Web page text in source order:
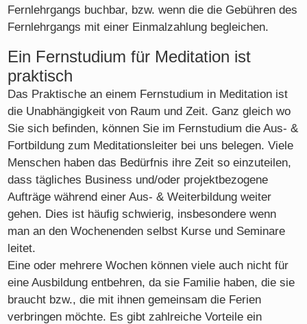
Fernlehrgangs buchbar, bzw. wenn die die Gebühren des
Fernlehrgangs mit einer Einmalzahlung begleichen.
Ein Fernstudium für Meditation ist
praktisch
Das Praktische an einem Fernstudium in Meditation ist
die Unabhängigkeit von Raum und Zeit. Ganz gleich wo
Sie sich befinden, können Sie im Fernstudium die Aus- &
Fortbildung zum Meditationsleiter bei uns belegen. Viele
Menschen haben das Bedürfnis ihre Zeit so einzuteilen,
dass tägliches Business und/oder projektbezogene
Aufträge während einer Aus- & Weiterbildung weiter
gehen. Dies ist häufig schwierig, insbesondere wenn
man an den Wochenenden selbst Kurse und Seminare
leitet.
Eine oder mehrere Wochen können viele auch nicht für
eine Ausbildung entbehren, da sie Familie haben, die sie
braucht bzw., die mit ihnen gemeinsam die Ferien
verbringen möchte. Es gibt zahlreiche Vorteile ein